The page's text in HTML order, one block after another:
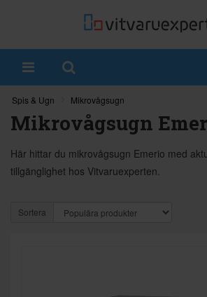
Spis & Ugn Mikrovågsugn
Mikrovågsugn
Här hittar du mikrovågsugn Emerio med
tillgänglighet hos Vitvaruexperten.
Sortera